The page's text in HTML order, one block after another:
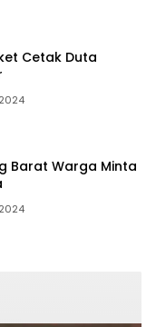
Cetak Duta
Barat Warga Minta